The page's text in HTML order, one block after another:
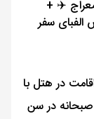
+ پرواز معراج ✈️ +
الفبای سفر
با پرواز معراج_ 3 شب اقامت در هتل با
در سن